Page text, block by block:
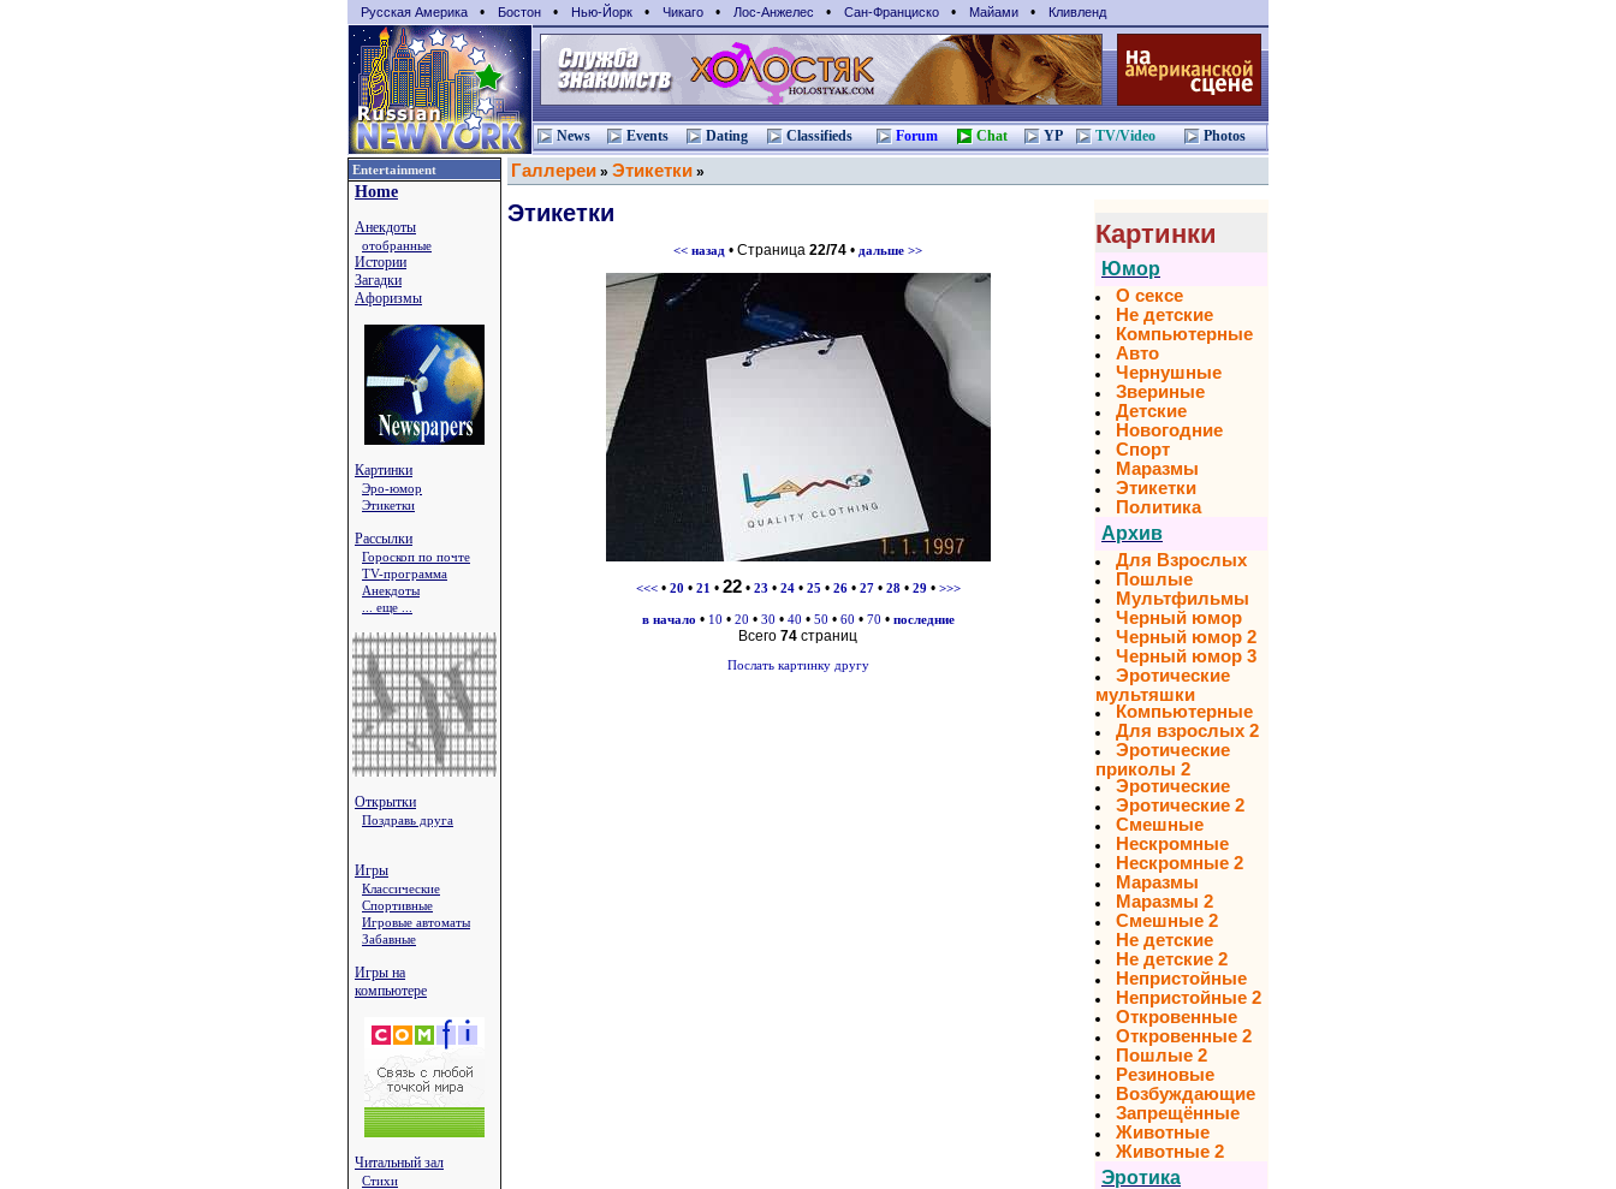
Русская Америка • Бостон • Нью-Йорк • Чикаго • Лос-Анжелес • Сан-Франциcко • Майами • Кливленд
News Events Dating Classifieds Forum Chat YP TV/Video Photos
Entertainment
Home
Анекдоты
отобранные
Истории
Загадки
Афоризмы
Картинки
Эро-юмор
Этикетки
Рассылки
Гороскоп по почте
TV-программа
Анекдоты
... еще ...
Открытки
Поздравь друга
Игры
Классические
Спортивные
Игровые автоматы
Забавные
Игры на
компьютере
Читальный зал
Стихи
Галлереи » Этикетки »
Этикетки
<< назад • Страница 22/74 • дальше >>
<<<• 20 • 21 • 22• 23 • 24• 25 • 26• 27• 28• 29 • >>>
в начало • 10 • 20 • 30 • 40 • 50 • 60 • 70 • последние
Всего 74 страниц
Послать картинку другу
Картинки
Юмор
О сексе
Не детские
Компьютерные
Авто
Чернушные
Звериные
Детские
Новогодние
Спорт
Маразмы
Этикетки
Политика
Архив
Для Взрослых
Пошлые
Мультфильмы
Черный юмор
Черный юмор 2
Черный юмор 3
Эротические
мультяшки
Компьютерные
Для взрослых 2
Эротические
приколы 2
Эротические
Эротические 2
Смешные
Нескромные
Нескромные 2
Маразмы
Маразмы 2
Смешные 2
Не детские
Не детские 2
Непристойные
Непристойные 2
Откровенные
Откровенные 2
Пошлые 2
Резиновые
Возбуждающие
Запрещённые
Животные
Животные 2
Эротика